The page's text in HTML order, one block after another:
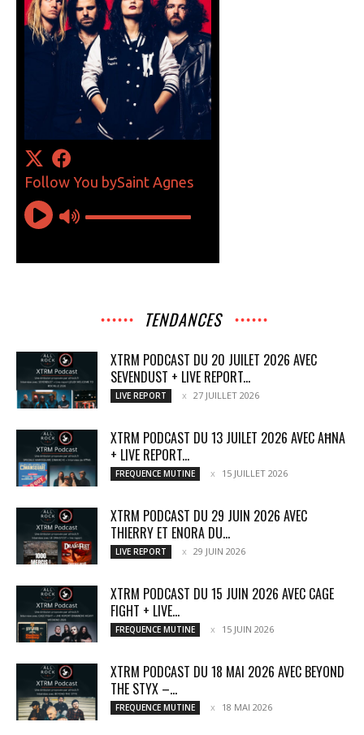
TENDANCES
XTRM PODCAST DU 20 JUILET 2026 AVEC
SEVENDUST + LIVE REPORT...
LIVE REPORT 27 JUILLET 2026
XTRM PODCAST DU 13 JUILET 2026 AVEC AĦNA
+ LIVE REPORT...
FREQUENCE MUTINE 15 JUILLET 2026
XTRM PODCAST DU 29 JUIN 2026 AVEC
THIERRY ET ENORA DU...
LIVE REPORT 29 JUIN 2026
XTRM PODCAST DU 15 JUIN 2026 AVEC CAGE
FIGHT + LIVE...
FREQUENCE MUTINE 15 JUIN 2026
XTRM PODCAST DU 18 MAI 2026 AVEC BEYOND
THE STYX –...
FREQUENCE MUTINE 18 MAI 2026